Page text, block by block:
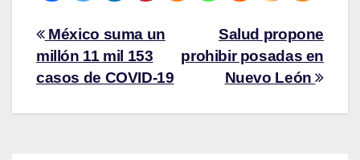
Salud propone
prohibir posadas en
Nuevo León
México suma un
millón 11 mil 153
casos de COVID-19